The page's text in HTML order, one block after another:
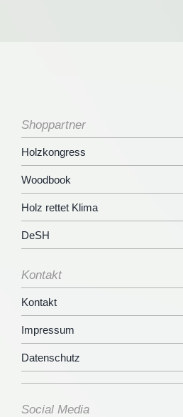
Shoppartner
Holzkongress
Woodbook
Holz rettet Klima
DeSH
Kontakt
Kontakt
Impressum
Datenschutz
Social Media